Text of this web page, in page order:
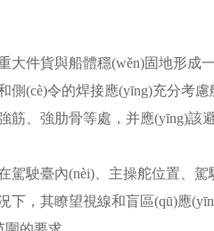
貨與船體穩(wěn)固地形成一
令的焊接應(yīng)充分考慮艙底板
、強肋骨等處，并應(yīng)該避開
內(nèi)、主操舵位置
，其瞭望視線和盲區(qū)應